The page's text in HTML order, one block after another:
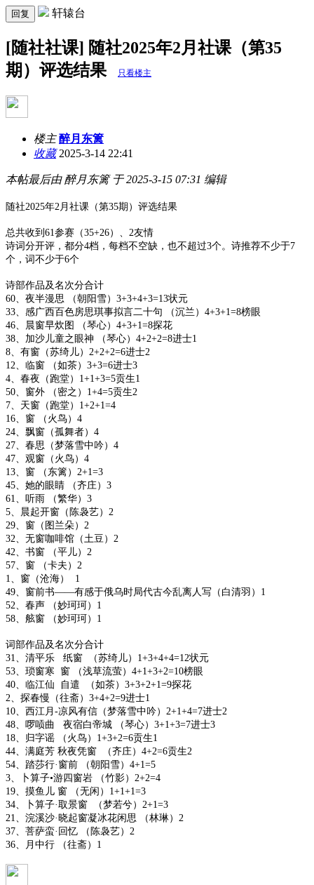
回复 轩辕台
[随社社课] 随社2025年2月社课（第35
期）评选结果
只看楼主
楼主 醉月东篱
收藏2025-3-14 22:41
本帖最后由 醉月东篱 于 2025-3-15 07:31 编辑
随社2025年2月社课（第35期）评选结果
总共收到61参赛（35+26）、2友情
诗词分开评，都分4档，每档不空缺，也不超过3个。诗推荐不少于7
个，词不少于6个
诗部作品及名次分合计
60、夜半漫思 （朝阳雪）3+3+4+3=13状元
33、感广西百色房思琪事拟言二十句 （沉兰）4+3+1=8榜眼
46、晨窗早炊图 （琴心）4+3+1=8探花
38、加沙儿童之眼神 （琴心）4+2+2=8进士1
8、有窗（苏绮儿）2+2+2=6进士2
12、临窗 （如茶）3+3=6进士3
4、春夜（跑堂）1+1+3=5贡生1
50、窗外 （密之）1+4=5贡生2
7、天窗（跑堂）1+2+1=4
16、窗 （火鸟）4
24、飘窗（孤舞者）4
27、春思（梦落雪中吟）4
47、观窗（火鸟）4
13、窗 （东篱）2+1=3
45、她的眼睛 （齐庄）3
61、听雨 （繁华）3
5、晨起开窗（陈袅艺）2
29、窗（图兰朵）2
32、无窗咖啡馆（土豆）2
42、书窗 （平儿）2
57、窗 （卡夫）2
1、窗（沧海） 1
49、窗前书——有感于俄乌时局代古今乱离人写（白清羽）1
52、春声 （妙珂珂）1
58、舷窗 （妙珂珂）1
词部作品及名次分合计
31、清平乐 纸窗 （苏绮儿）1+3+4+4=12状元
53、琐窗寒 窗 （浅草流萤）4+1+3+2=10榜眼
40、临江仙 自遣 （如茶）3+3+2+1=9探花
2、探春慢（往斋）3+4+2=9进士1
10、西江月-凉风有信（梦落雪中吟）2+1+4=7进士2
48、啰唝曲 夜宿白帝城 （琴心）3+1+3=7进士3
18、归字谣 （火鸟）1+3+2=6贡生1
44、满庭芳 秋夜凭窗 （齐庄）4+2=6贡生2
54、踏莎行·窗前 （朝阳雪）4+1=5
3、卜算子•游四窗岩 （竹影）2+2=4
19、摸鱼儿 窗 （无闲）1+1+1=3
34、卜算子·取景窗 （梦若兮）2+1=3
21、浣溪沙·晓起窗凝冰花闲思 （林琳）2
37、菩萨蛮·回忆 （陈袅艺）2
36、月中行 （往斋）1